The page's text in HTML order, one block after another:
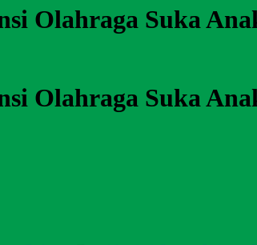
Olahraga Suka
Olahraga Suka